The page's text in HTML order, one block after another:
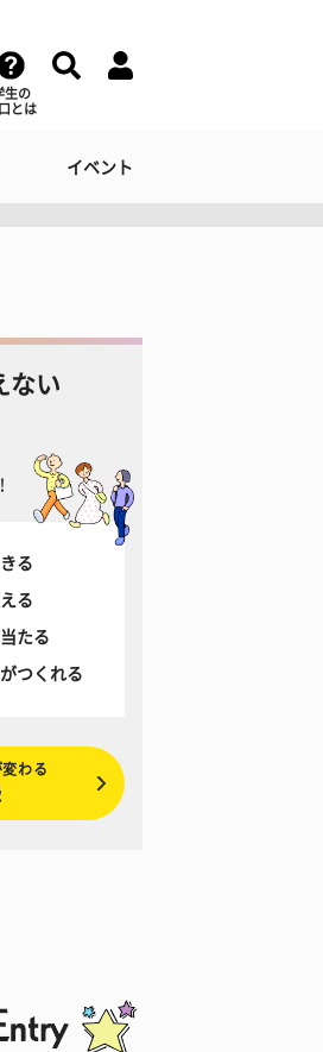
生の
とは
イベント
ない
る
る
たる
つくれる
わる